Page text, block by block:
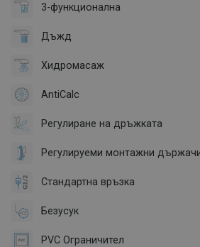
3-функционална
Дъжд
Хидромасаж
AntiCalc
Регулиране на дръжката
Регулируеми монтажни
Стандартна връзка
Безусук
PVC Ограничител